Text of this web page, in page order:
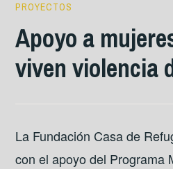
PROYECTOS
Apoyo a
viven violencia
La Fundación Casa de
con el apoyo del Programa